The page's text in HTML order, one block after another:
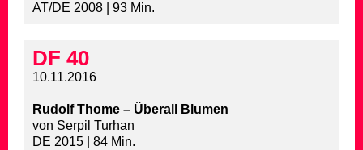
AT/DE 2008 | 93 Min.
DF 40
10.11.2016
Rudolf Thome – Überall Blumen
von Serpil Turhan
DE 2015 | 84 Min.